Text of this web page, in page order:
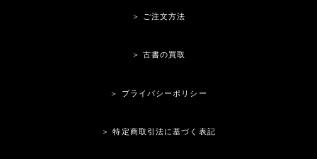
＞ ご注文方法
＞ 古書の買取
＞ プライバシーポリシー
＞ 特定商取引法に基づく表記